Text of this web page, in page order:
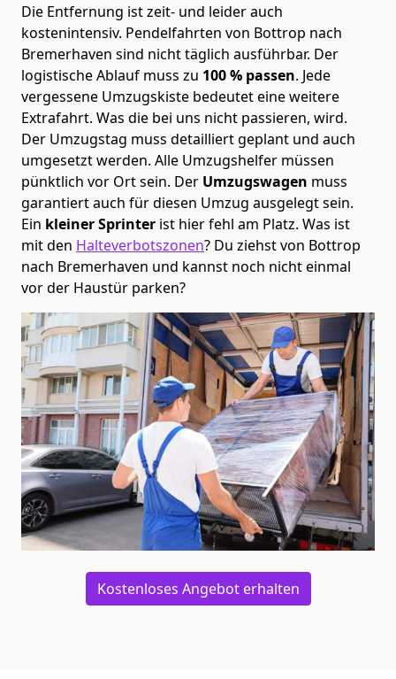
Die Entfernung ist zeit- und leider auch
kostenintensiv. Pendelfahrten von Bottrop nach
Bremer­haven sind nicht täglich ausführbar. Der
logistische Ablauf muss zu 100 % passen. Jede
vergessene Umzugskiste bedeutet eine weitere
Extrafahrt. Was die bei uns nicht passieren, wird.
Der Umzugstag muss detailliert geplant und auch
umgesetzt werden. Alle Umzugshelfer müssen
pünktlich vor Ort sein. Der Umzugswagen muss
garantiert auch für diesen Umzug ausgelegt sein.
Ein kleiner Sprinter ist hier fehl am Platz. Was ist
mit den Halteverbotszonen? Du ziehst von Bottrop
nach Bremer­haven und kannst noch nicht einmal
vor der Haustür parken?
Kostenloses Angebot erhalten